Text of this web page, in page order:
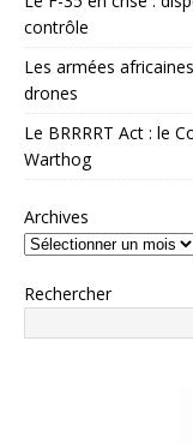
contrôle
Les armées
drones
Le BRRRRT Act : le
Warthog
Archives
Rechercher